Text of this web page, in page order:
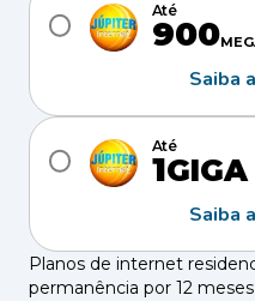
Até
900
Saiba
Até
1GIGA
Saiba
Planos de internet
permanência por 12